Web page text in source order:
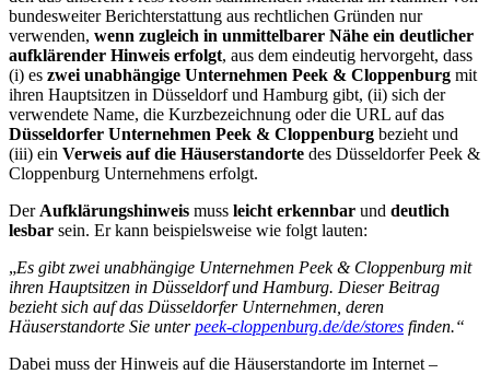
bundesweiter Berichterstattung aus rechtlichen Gründen nur
verwenden, wenn zugleich in unmittelbarer Nähe ein deutlicher
aufklärender Hinweis erfolgt, aus dem eindeutig hervorgeht, dass
(i) es zwei unabhängige Unternehmen Peek & Cloppenburg mit
ihren Hauptsitzen in Düsseldorf und Hamburg gibt, (ii) sich der
verwendete Name, die Kurzbezeichnung oder die URL auf das
Düsseldorfer Unternehmen Peek & Cloppenburg bezieht und
(iii) ein Verweis auf die Häuserstandorte des Düsseldorfer Peek &
Cloppenburg Unternehmens erfolgt.
Der Aufklärungshinweis muss leicht erkennbar und deutlich
lesbar sein. Er kann beispielsweise wie folgt lauten:
„Es gibt zwei unabhängige Unternehmen Peek & Cloppenburg mit
ihren Hauptsitzen in Düsseldorf und Hamburg. Dieser Beitrag
bezieht sich auf das Düsseldorfer Unternehmen, deren
Häuserstandorte Sie unterpeek-cloppenburg.de/de/stores finden.“
Dabei muss der Hinweis auf die Häuserstandorte im Internet –